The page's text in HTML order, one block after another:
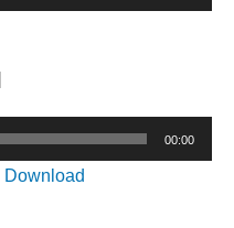
00:00
Download